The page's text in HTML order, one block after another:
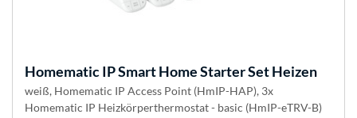
Homematic IPSmart Home Starter Set Heizen
weiß, Homematic IP Access Point (HmIP-HAP), 3x
Homematic IP Heizkörperthermostat - basic (HmIP-eTRV-B)